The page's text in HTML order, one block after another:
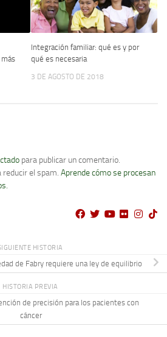
Integración familiar: qué es y por
qué es necesaria
3 DE AGOSTO DE 2018
para publicar un comentario.
el spam. Aprende cómo se procesan
HISTORIA
de Fabry requiere una ley de equilibrio
HISTORIA PREVIA
de precisión para los pacientes con
cáncer